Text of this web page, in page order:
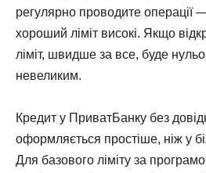
регулярно проводите операції
хороший ліміт високі. Якщо
ліміт, швидше за все, буде
невеликим.
Кредит у ПриватБанку без
оформляється простіше, ніж у
Для базового ліміту за